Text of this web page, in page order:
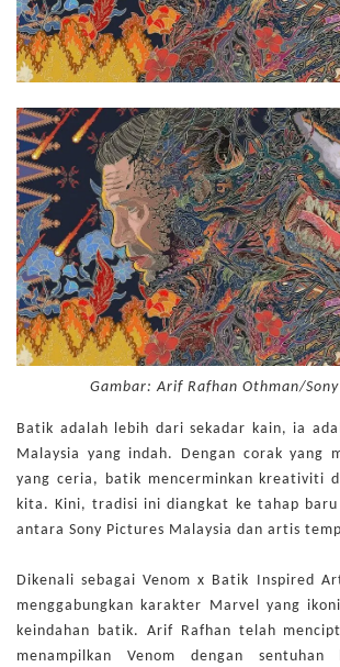
Gambar: Arif Rafhan Othman/
Batik adalah lebih dari sekadar kain, ia
Malaysia yang indah. Dengan corak yang
yang ceria, batik mencerminkan kreativiti
kita. Kini, tradisi ini diangkat ke tahap baru
antara Sony Pictures Malaysia dan artis
Dikenali sebagai Venom x Batik Inspired
menggabungkan karakter Marvel yang
keindahan batik. Arif Rafhan telah
menampilkan Venom dengan